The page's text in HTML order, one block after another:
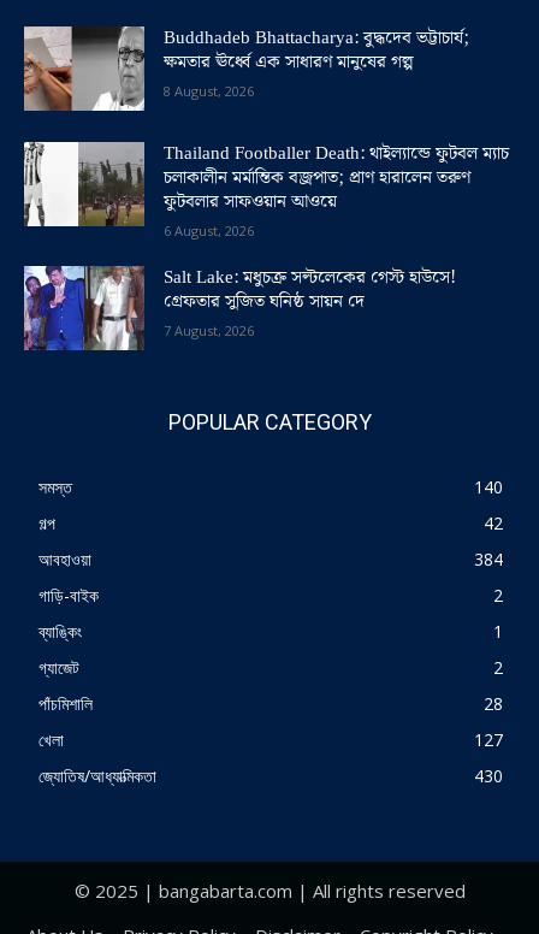
Buddhadeb Bhattacharya: বুদ্ধদেব ভট্টাচার্য;
ক্ষমতার ঊর্ধ্বে এক সাধারণ মানুষের গল্প
8 August, 2026
Thailand Footballer Death: থাইল্যান্ডে ফুটবল ম্যাচ
চলাকালীন মর্মান্তিক বজ্রপাত; প্রাণ হারালেন তরুণ
ফুটবলার সাফওয়ান আওয়ে
6 August, 2026
Salt Lake: মধুচক্র সল্টলেকের গেস্ট হাউসে!
গ্রেফতার সুজিত ঘনিষ্ঠ সায়ন দে
7 August, 2026
POPULAR CATEGORY
সমস্ত
140
গল্প
42
আবহাওয়া
384
গাড়ি-বাইক
2
ব্যাঙ্কিং
1
গ্যাজেট
2
পাঁচমিশালি
28
খেলা
127
জ্যোতিষ/আধ্যাত্মিকতা
430
© 2025 | bangabarta.com | All rights reserved